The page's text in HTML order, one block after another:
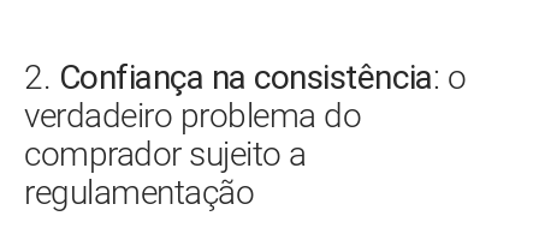
2. Confiança na consistência: o
verdadeiro problema do
comprador sujeito a
regulamentação